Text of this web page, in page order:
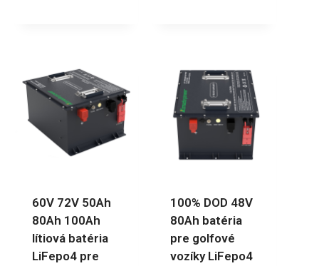
60V 72V 50Ah
80Ah 100Ah
lítiová batéria
LiFepo4 pre
100% DOD 48V
80Ah batéria
pre golfové
vozíky LiFepo4